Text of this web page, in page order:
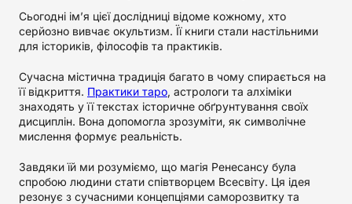
Сьогодні ім’я цієї дослідниці відоме кожному, хто
серйозно вивчає окультизм. Її книги стали настільними
для істориків, філософів та практиків.
Сучасна містична традиція багато в чому спирається на
її відкриття. Практики таро, астрологи та алхіміки
знаходять у її текстах історичне обґрунтування своїх
дисциплін. Вона допомогла зрозуміти, як символічне
мислення формує реальність.
Завдяки їй ми розуміємо, що магія Ренесансу була
спробою людини стати співтворцем Всесвіту. Ця ідея
резонує з сучасними концепціями саморозвитку та